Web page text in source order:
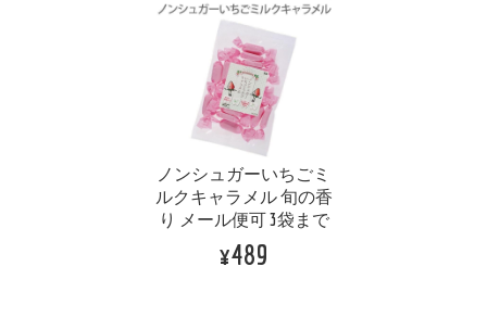
ノンシュガーいちごミ
ルクキャラメル 旬の香
り メール便可 3袋まで
¥489